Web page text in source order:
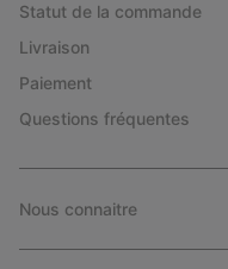
Statut de la commande
Livraison
Paiement
Questions fréquentes
Nous connaitre